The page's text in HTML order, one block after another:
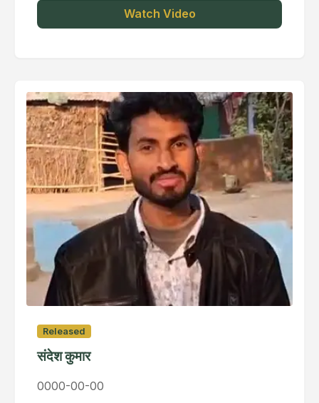
Watch Video
Released
संदेश कुमार
0000-00-00